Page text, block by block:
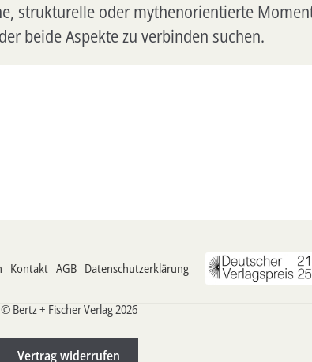
strukturelle oder mythenorientierte
beide Aspekte zu verbinden suchen.
Kontakt AGB Datenschutzerklärung
© Bertz + Fischer Verlag 2026
Vertrag widerrufen